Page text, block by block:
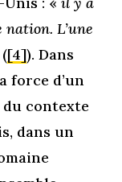
L’une
[4]). Dans
force d’un
du contexte
dans un